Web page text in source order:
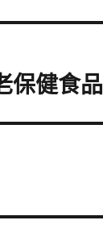
保健食品